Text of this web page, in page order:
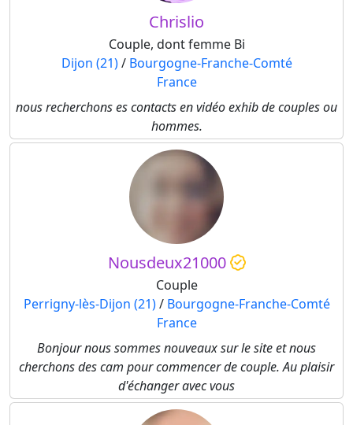
Chrislio
Couple, dont femme Bi
Dijon (21)/ Bourgogne-Franche-Comté
France
nous recherchons es contacts en vidéo exhib de couples ou
hommes.
Nousdeux21000
Couple
Perrigny-lès-Dijon (21)/ Bourgogne-Franche-Comté
France
Bonjour nous sommes nouveaux sur le site et nous
cherchons des cam pour commencer de couple. Au plaisir
d'échanger avec vous